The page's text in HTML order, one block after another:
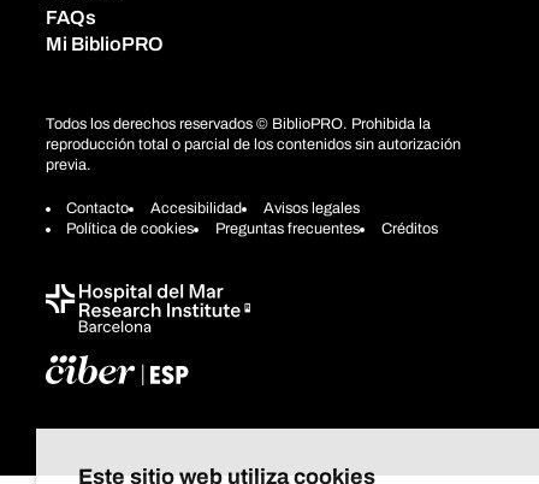
FAQs
Mi BiblioPRO
Todos los derechos reservados © BiblioPRO. Prohibida la
reproducción total o parcial de los contenidos sin autorización
previa.
Contacto Accesibilidad
Avisos legales
Política de cookies
Preguntas frecuentes Créditos
Este sitio web utiliza cookies